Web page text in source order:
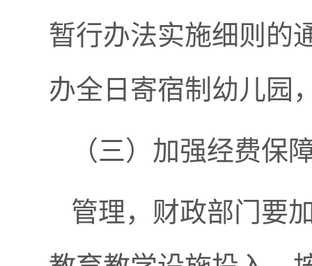
暂行办法实施细则的
办全日寄宿制幼儿园
（三）加强经费保
管理，财政部门要